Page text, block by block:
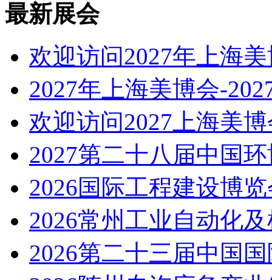
最新展会
欢迎访问2027年上海
2027年上海美博会-
欢迎访问2027上海美
2027第二十八届中国
2026国际工程建设博
2026常州工业自动化
2026第二十三届中国